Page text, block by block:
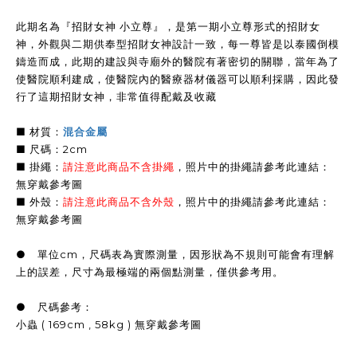
此期名為『招財女神 小立尊』，是第一期小立尊形式的招財女
神，外觀與二期供奉型招財女神設計一致，每一尊皆是以泰國倒模
鑄造而成，此期的建設與寺廟外的醫院有著密切的關聯，當年為了
使醫院順利建成，使醫院內的醫療器材儀器可以順利採購，因此發
行了這期招財女神，非常值得配戴及收藏
■ 材質： 混合金屬
■ 尺碼：2cm
■ 掛繩： 請注意此商品不含掛繩 ， 照片中的掛繩請參考此連結：
無穿戴參考圖
■ 外殼： 請注意此商品不含外殼 ， 照片中的掛繩請參考此連結：
無穿戴參考圖
● 單位cm，尺碼表為實際測量，因形狀為不規則可能會有理解
上的誤差，尺寸為最極端的兩個點測量，僅供參考用。
● 尺碼參考：
小蟲 ( 169cm , 58kg ) 無穿戴參考圖